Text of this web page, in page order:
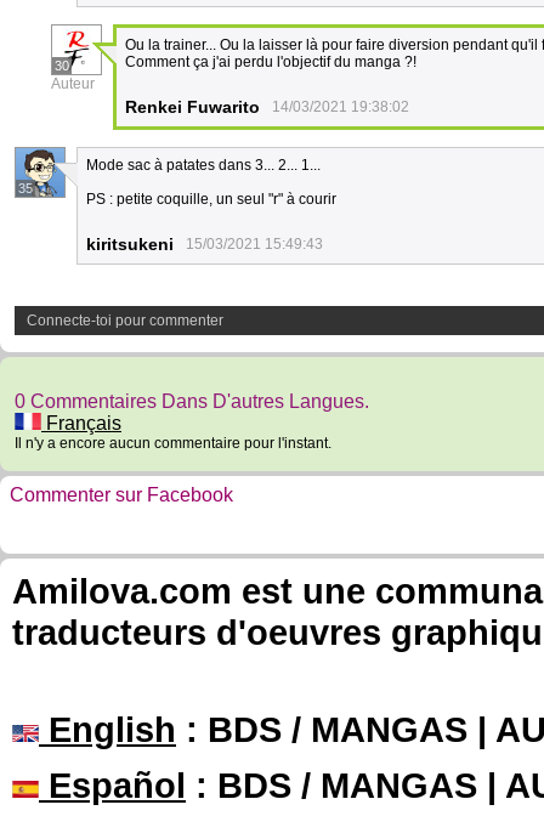
30
Auteur
Ou la trainer... Ou la laisser là pour faire diversion pendant qu'il
Comment ça j'ai perdu l'objectif du manga ?!
Renkei Fuwarito 14/03/2021 19:38:02
35
Mode sac à patates dans 3... 2... 1...
PS : petite coquille, un seul "r" à courir
kiritsukeni 15/03/2021 15:49:43
Connecte-toi pour commenter
0 Commentaires Dans D'autres Langues.
Français
Il n'y a encore aucun commentaire pour l'instant.
Commenter sur Facebook
Amilova.com est une
traducteurs d'oeuvres
English : BDS / MANGAS |
Español : BDS / MANGAS |